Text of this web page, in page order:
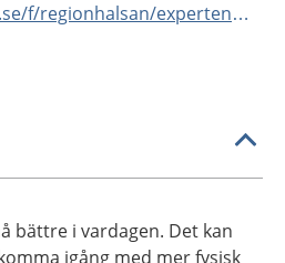
https://www.vgregion.se/f/regionhalsan/expertenheter/halsocoachonline/
bättre i vardagen. Det kan
igång med mer fysisk